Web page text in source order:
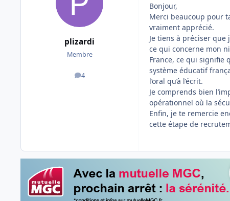
plizardi
Membre
4
messages
Bonjour,
Merci beaucoup pour
vraiment apprécié.
Je tiens à préciser que
ce qui concerne mon
France, ce qui signifie
système éducatif
l’oral qu’à l’écrit.
Je comprends bien
opérationnel où la
Enfin, je te remercie
cette étape de